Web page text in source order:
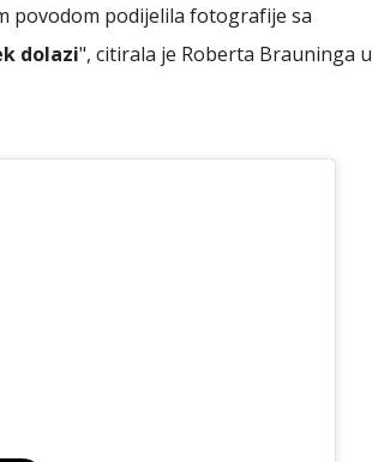
povodom podijelila fotografije sa
dolazi", citirala je Roberta Brauninga u